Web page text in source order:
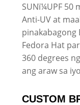
SUNï¼UPF 50
Anti-UV at
pinakabagong
Fedora Hat
360 degrees
ang araw sa
CUSTOM